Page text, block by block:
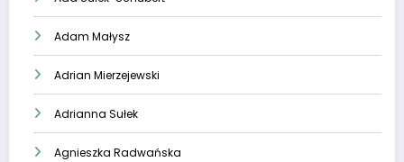
Adam Małysz
Adrian Mierzejewski
Adrianna Sułek
Agnieszka Radwańska